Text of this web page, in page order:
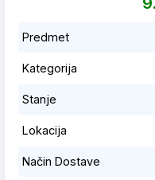
Predmet
Kategorija
Stanje
Lokacija
Način Dostave